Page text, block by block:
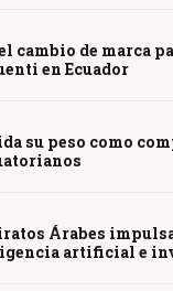
cambio de marca
en Ecuador
su peso como
Árabes
artificial e